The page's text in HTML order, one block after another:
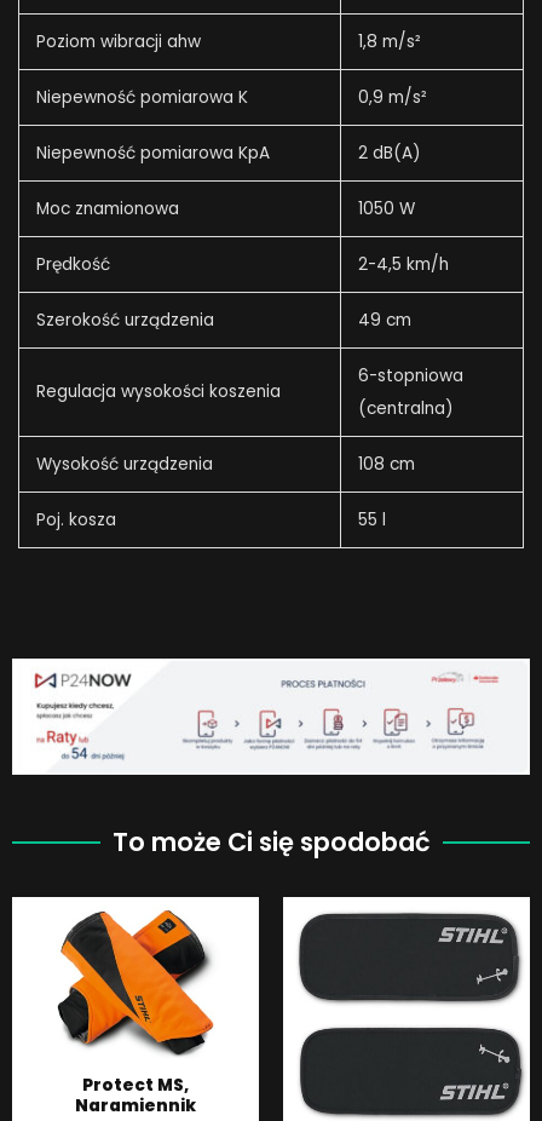
Poziom wibracji ahw 1,8 m/s²
Niepewność pomiarowa K 0,9 m/s²
Niepewność pomiarowa KpA 2 dB(A)
Moc znamionowa 1050 W
Prędkość 2-4,5 km/h
Szerokość urządzenia 49 cm
Regulacja wysokości koszenia
6-stopniowa
(centralna)
Wysokość urządzenia 108 cm
Poj. kosza 55 l
To może Ci się spodobać
Protect MS,
Naramiennik